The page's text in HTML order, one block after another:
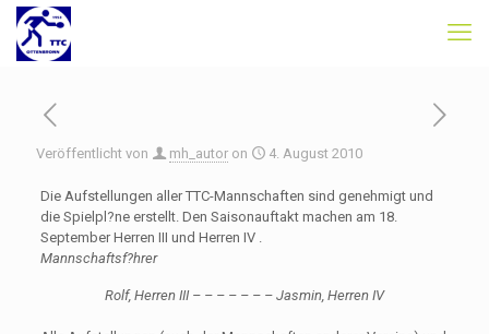
Veröffentlicht von mh_autor on 4. August 2010
Die Aufstellungen aller TTC-Mannschaften sind genehmigt und
die Spielpl?ne erstellt. Den Saisonauftakt machen am 18.
September Herren III und Herren IV .
Mannschaftsf?hrer
Rolf, Herren III – – – – – – – Jasmin, Herren IV